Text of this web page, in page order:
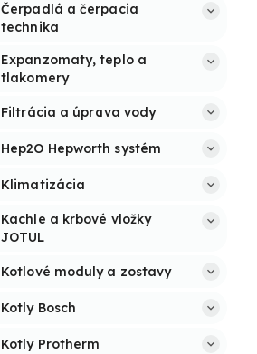
Čerpadlá a čerpacia
technika
Expanzomaty, teplo a
tlakomery
Filtrácia a úprava vody
Hep2O Hepworth systém
Klimatizácia
Kachle a krbové vložky
JOTUL
Kotlové moduly a zostavy
Kotly Bosch
Kotly Protherm